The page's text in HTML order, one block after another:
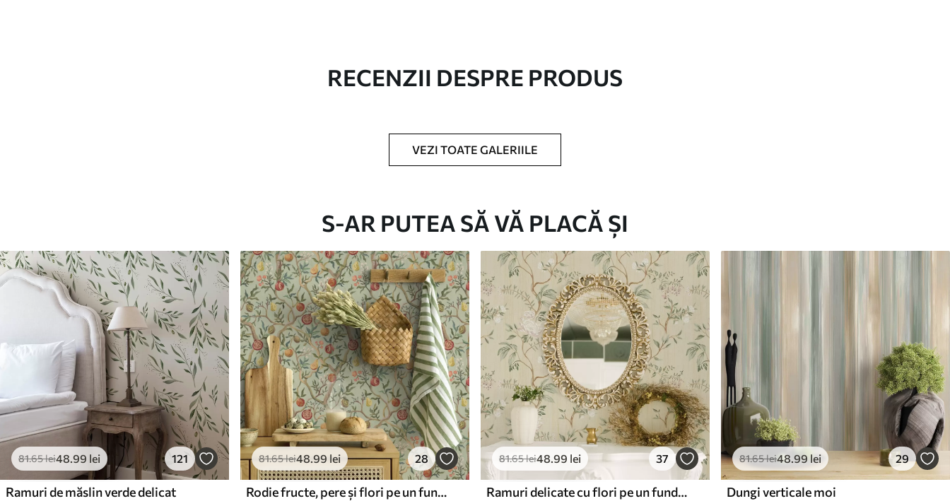
Disponibil cu strat de lac și/sau adeziv pentru tapet.
Se poate curăța ușor cu un burete moale. Fototapetul cu strat de lac
Materiale disponibile
Standard
.65 99.99 lei
Premium
220.02132.01lei/m²
Vinil Premium
250.00150.00lei /m²
RECENZII DESPRE PRODUS
VEZI TOATE GALERIILE
S-AR PUTEA SĂ VĂ PLACĂ ȘI
81.65lei48.99 lei 121
Ramuri de măslin verde delicat
81.65lei48.99 lei 28
Rodie fructe, pere și flori pe un fundal verde pal
81.65lei48.99 lei 37
Ramuri delicate cu flori pe un fundal crem cald
81.65lei48.99 lei 29
Dungi verticale moi